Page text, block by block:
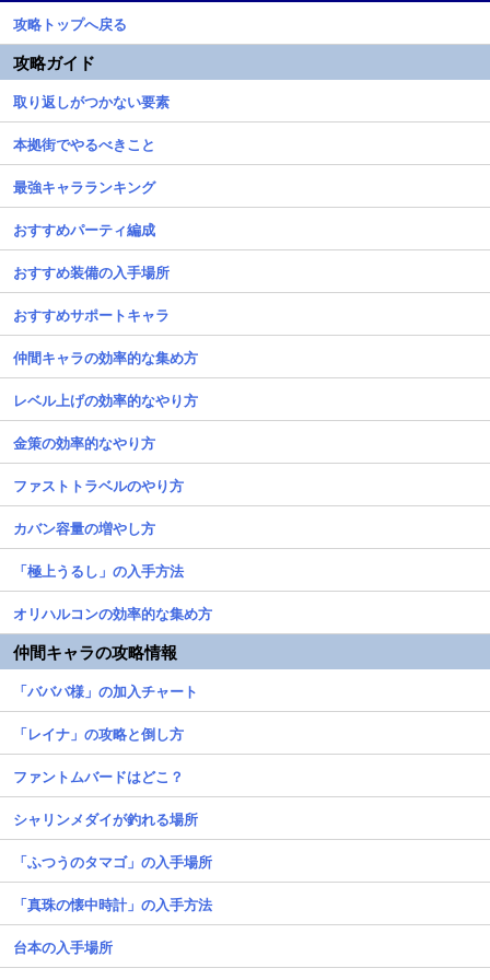
攻略トップへ戻る
攻略ガイド
取り返しがつかない要素
本拠街でやるべきこと
最強キャラランキング
おすすめパーティ編成
おすすめ装備の入手場所
おすすめサポートキャラ
仲間キャラの効率的な集め方
レベル上げの効率的なやり方
金策の効率的なやり方
ファストトラベルのやり方
カバン容量の増やし方
「極上うるし」の入手方法
オリハルコンの効率的な集め方
仲間キャラの攻略情報
「バババ様」の加入チャート
「レイナ」の攻略と倒し方
ファントムバードはどこ？
シャリンメダイが釣れる場所
「ふつうのタマゴ」の入手場所
「真珠の懐中時計」の入手方法
台本の入手場所